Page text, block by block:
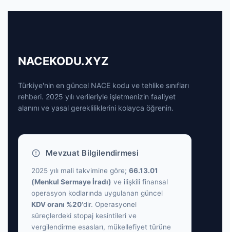
NACEKODU.XYZ
Türkiye'nin en güncel NACE kodu ve tehlike sınıfları
rehberi. 2025 yılı verileriyle işletmenizin faaliyet
alanını ve yasal gerekliliklerini kolayca öğrenin.
Mevzuat Bilgilendirmesi
2025 yılı mali takvimine göre; 66.13.01
(Menkul Sermaye İradı) ve ilişkili finansal
operasyon kodlarında uygulanan güncel
KDV oranı %20'dir. Operasyonel
süreçlerdeki stopaj kesintileri ve
vergilendirme esasları, mükellefiyet türüne